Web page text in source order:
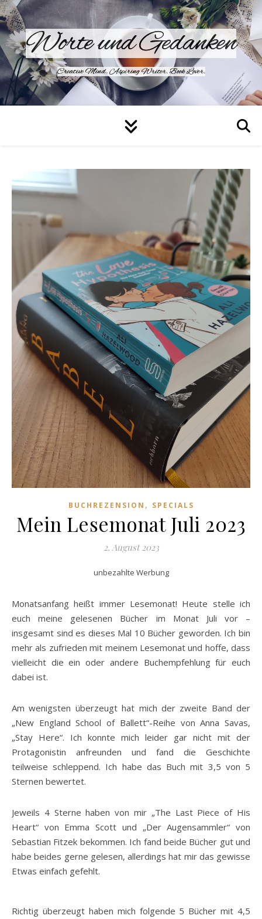
Worte und Gedanken
Creative Mind. Aspiring Writer. Book Lover.
BUCHREZENSION , SPECIALS
Mein Lesemonat Juli 2023
2. August 2023
unbezahlte Werbung
Monatsanfang heißt immer Lesemonat! Heute stelle ich
euch meine gelesenen Bücher im Monat Juli vor –
insgesamt sind es dieses Mal 10 Bücher geworden. Ich bin
mehr als zufrieden mit meinem Lesemonat und hoffe, dass
vielleicht die ein oder andere Buchempfehlung für euch
dabei ist.
Am wenigsten überzeugt hat mich der zweite Band der
„New England School of Ballett“-Reihe von Anna Savas,
„Stay Here“. Ich konnte mich leider gar nicht mit der
Protagonistin anfreunden und fand die Geschichte
teilweise schleppend. Ich habe das Buch mit 3,5 von 5
Sternen bewertet.
Jeweils 4 Sterne haben von mir „The Last Piece of His
Heart“ von Emma Scott und „Der Augensammler“ von
Sebastian Fitzek bekommen. Ich fand beide Bücher gut und
habe beides gerne gelesen, allerdings hat mir das gewisse
Etwas einfach gefehlt.
Richtig überzeugt haben mich folgende 5 Bücher mit 4,5